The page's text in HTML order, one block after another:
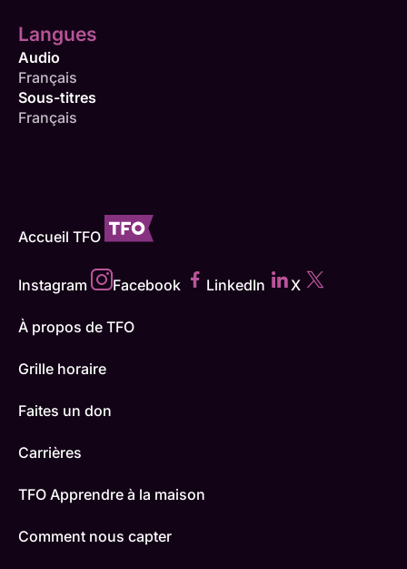
Langues
Audio
Français
Sous-titres
Français
Accueil TFO
Instagram Facebook LinkedIn X
À propos de TFO
Grille horaire
Faites un don
Carrières
TFO Apprendre à la maison
Comment nous capter